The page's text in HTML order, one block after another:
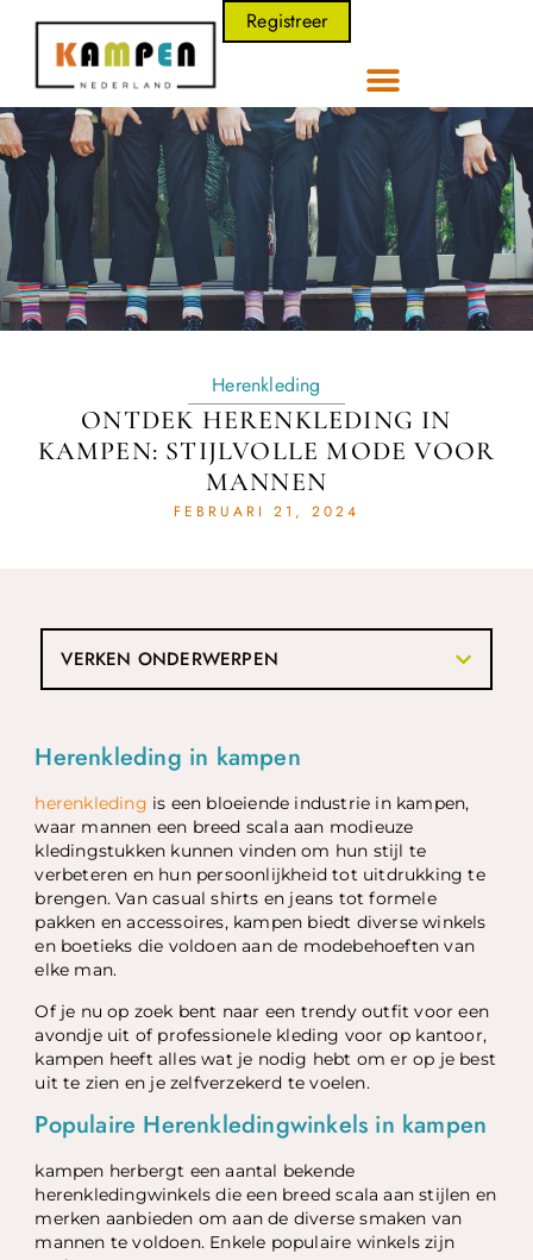
Registreer
Herenkleding
ONTDEK HERENKLEDING IN
KAMPEN: STIJLVOLLE MODE VOOR
MANNEN
FEBRUARI 21, 2024
Herenkleding in kampen
herenkleding is een bloeiende industrie in kampen,
waar mannen een breed scala aan modieuze
kledingstukken kunnen vinden om hun stijl te
verbeteren en hun persoonlijkheid tot uitdrukking te
brengen. Van casual shirts en jeans tot formele
pakken en accessoires, kampen biedt diverse winkels
en boetieks die voldoen aan de modebehoeften van
elke man.
Of je nu op zoek bent naar een trendy outfit voor een
avondje uit of professionele kleding voor op kantoor,
kampen heeft alles wat je nodig hebt om er op je best
uit te zien en je zelfverzekerd te voelen.
Populaire Herenkledingwinkels in kampen
kampen herbergt een aantal bekende
herenkledingwinkels die een breed scala aan stijlen en
merken aanbieden om aan de diverse smaken van
mannen te voldoen. Enkele populaire winkels zijn
VERKEN ONDERWERPEN